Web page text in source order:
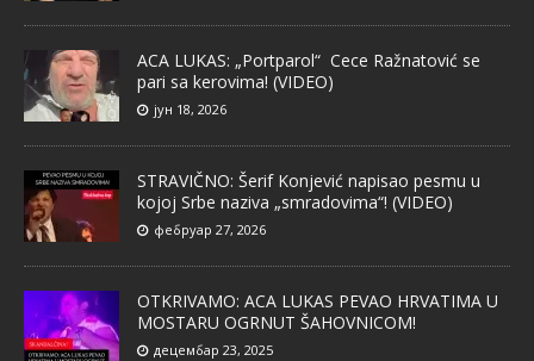
ACA LUKAS: „Portparol“ Cece Ražnatović se
pari sa kerovima! (VIDEO)
јун 18, 2026
STRAVIČNO: Šerif Konjević napisao pesmu u
kojoj Srbe naziva „smradovima“! (VIDEO)
фебруар 27, 2026
OTKRIVAMO: ACA LUKAS PEVAO HRVATIMA U
MOSTARU OGRNUT ŠAHOVNICOM!
децембар 23, 2025